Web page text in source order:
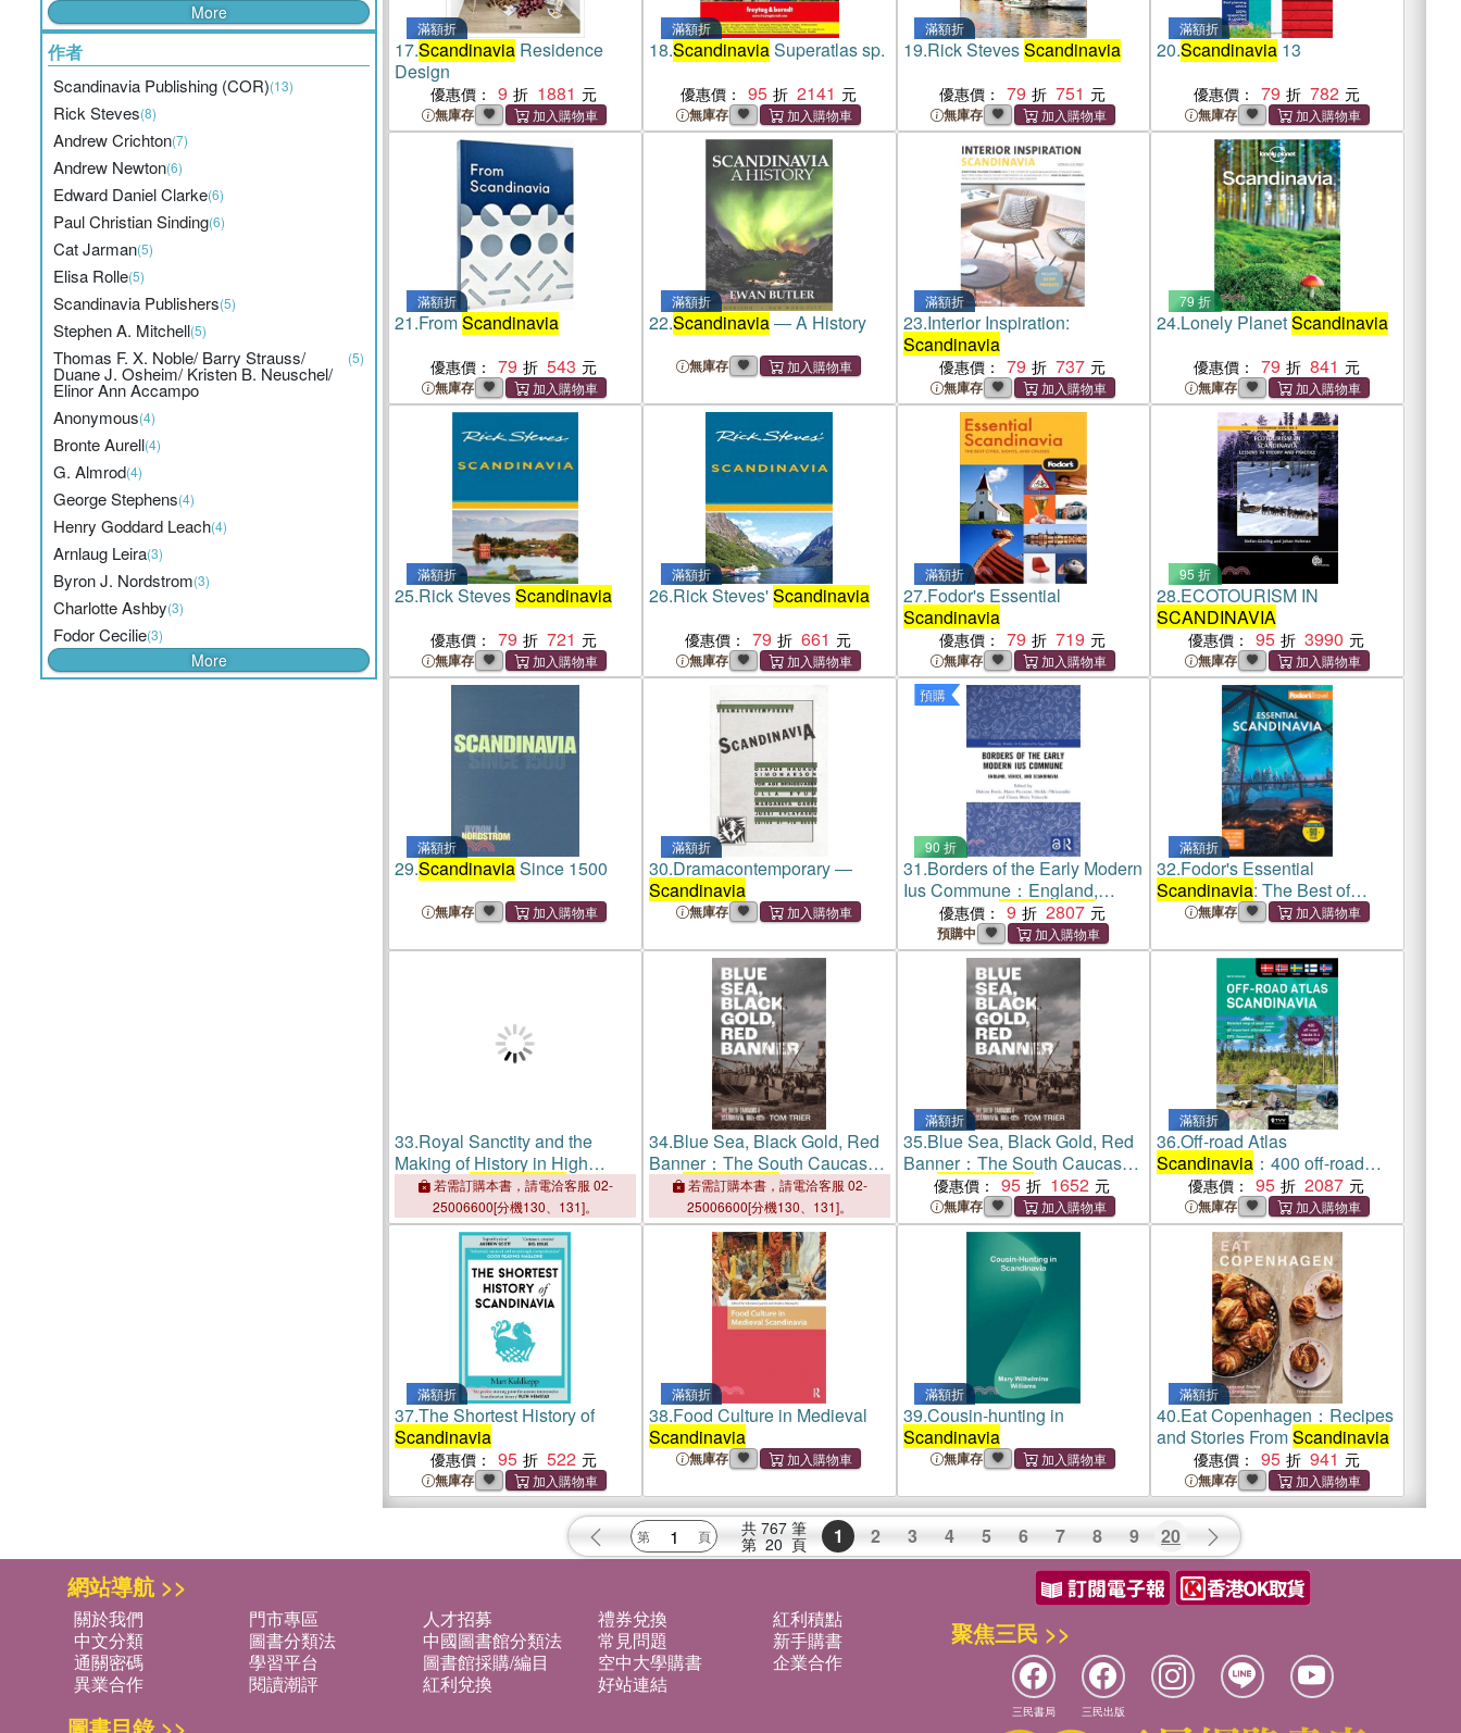
More
作者
Scandinavia Publishing (COR)(13)
Rick Steves(8)
Andrew Crichton(7)
Andrew Newton(6)
Edward Daniel Clarke(6)
Paul Christian Sinding(6)
Cat Jarman(5)
Elisa Rolle(5)
Scandinavia Publishers(5)
Stephen A. Mitchell(5)
Thomas F. X. Noble/ Barry Strauss/
Duane J. Osheim/ Kristen B. Neuschel/
Elinor Ann Accampo
(5)
Anonymous(4)
Bronte Aurell(4)
G. Almrod(4)
George Stephens(4)
Henry Goddard Leach(4)
Arnlaug Leira(3)
Byron J. Nordstrom(3)
Charlotte Ashby(3)
Fodor Cecilie(3)
More
滿額折
17.Scandinavia Residence
Design
優惠價： 9 1881
無庫存
滿額折
18.ScandinaviaSuperatlas sp.
優惠價： 95 2141
無庫存
滿額折
19.Rick StevesScandinavia
優惠價： 79 751
無庫存
滿額折
20.Scandinavia 13
優惠價： 79 782
無庫存
滿額折
21.FromScandinavia
優惠價： 79 543
無庫存
滿額折
22.Scandinavia― A History
無庫存
滿額折
23.Interior Inspiration:
Scandinavia
優惠價： 79 737
無庫存
79 折
24.Lonely PlanetScandinavia
優惠價： 79 841
無庫存
滿額折
25.Rick StevesScandinavia
優惠價： 79 721
無庫存
滿額折
26.Rick Steves'Scandinavia
優惠價： 79 661
無庫存
滿額折
27.Fodor's Essential
Scandinavia
優惠價： 79 719
無庫存
95 折
28.ECOTOURISM IN
SCANDINAVIA
優惠價： 95 3990
無庫存
滿額折
29.ScandinaviaSince 1500
無庫存
滿額折
30.Dramacontemporary ―
Scandinavia
無庫存
預購
90 折
31.Borders of the Early Modern
Ius Commune：England,
Venice, and Scandinavia
優惠價： 9 2807
預購中
滿額折
32.Fodor's Essential
Scandinavia: The Best of
Norway, Sweden, Denmark,
無庫存
33.Royal Sanctity and the
Making of History in High
MedievalScandinavia
若需訂購本書，請電洽客服 02-
25006600[分機130、131]。
34.Blue Sea, Black Gold, Red
Banner：The South Caucasus
andScandinavia , 1880s–
1920s
若需訂購本書，請電洽客服 02-
25006600[分機130、131]。
滿額折
35.Blue Sea, Black Gold, Red
Banner：The South Caucasus
andScandinavia, 1880s–
1920s
優惠價： 95 1652
無庫存
滿額折
36.Off-road Atlas
Scandinavia ：400 off-road
tracks in 5 countries
優惠價： 95 2087
無庫存
滿額折
37.The Shortest History of
Scandinavia
優惠價： 95 522
無庫存
滿額折
38.Food Culture in Medieval
Scandinavia
無庫存
滿額折
39.Cousin-hunting in
Scandinavia
無庫存
滿額折
40.Eat Copenhagen：Recipes
and Stories FromScandinavia
優惠價： 95 941
無庫存
共 767 筆
第 20 頁 1 2 3 4 5 6 7 8 9 20
網站導航 >>
關於我們 門市專區 人才招募 禮券兌換
紅利積點
中文分類
圖書分類法 中國圖書館分類法 常見問題
新手購書
通關密碼
學習平台 圖書館採購/編目 空中大學購書
企業合作
異業合作
閱讀潮評 紅利兌換 好站連結
聚焦三民 >>
三民書局 三民出版